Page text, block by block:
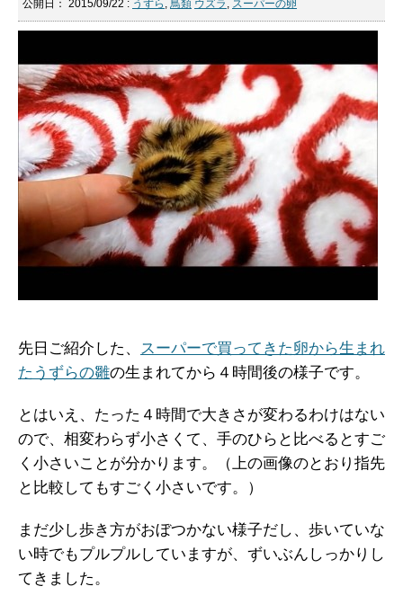
公開日： 2015/09/22 : うずら , 鳥類 ウズラ , スーパーの卵
先日ご紹介した、 スーパーで買ってきた卵から生まれ
たうずらの雛の生まれてから４時間後の様子です。
とはいえ、たった４時間で大きさが変わるわけはない
ので、相変わらず小さくて、手のひらと比べるとすご
く小さいことが分かります。（上の画像のとおり指先
と比較してもすごく小さいです。）
まだ少し歩き方がおぼつかない様子だし、歩いていな
い時でもプルプルしていますが、ずいぶんしっかりし
てきました。